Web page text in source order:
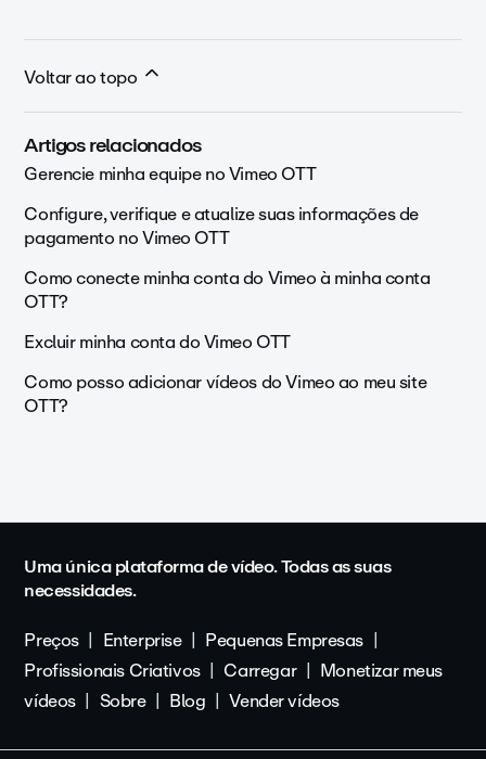
Voltar ao topo
Artigos relacionados
Gerencie minha equipe no Vimeo OTT
Configure, verifique e atualize suas informações de
pagamento no Vimeo OTT
Como conecte minha conta do Vimeo à minha conta
OTT?
Excluir minha conta do Vimeo OTT
Como posso adicionar vídeos do Vimeo ao meu site
OTT?
Uma única plataforma de vídeo. Todas as suas
necessidades.
Preços
Enterprise
Pequenas Empresas
Profissionais Criativos
Carregar
Monetizar meus
vídeos
Sobre Blog Vender vídeos